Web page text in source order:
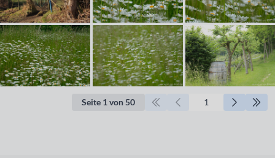
Seite 1 von 50